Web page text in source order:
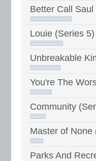
Better Call Saul
Louie (Series 5)
Unbreakable
You're The
Community
Master of None
Parks And